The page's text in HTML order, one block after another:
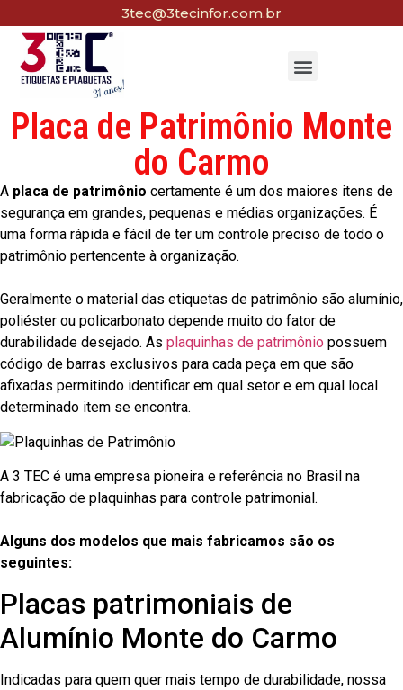
3tec@3tecinfor.com.br
Placa de Patrimônio Monte
do Carmo
A placa de patrimônio certamente é um dos maiores itens de
segurança em grandes, pequenas e médias organizações. É
uma forma rápida e fácil de ter um controle preciso de todo o
patrimônio pertencente à organização.
Geralmente o material das etiquetas de patrimônio são alumínio,
poliéster ou policarbonato depende muito do fator de
durabilidade desejado. As plaquinhas de patrimônio possuem
código de barras exclusivos para cada peça em que são
afixadas permitindo identificar em qual setor e em qual local
determinado item se encontra.
A 3 TEC é uma empresa pioneira e referência no Brasil na
fabricação de plaquinhas para controle patrimonial.
Alguns dos modelos que mais fabricamos são os
seguintes:
Placas patrimoniais de
Alumínio Monte do Carmo
Indicadas para quem quer mais tempo de durabilidade, nossa